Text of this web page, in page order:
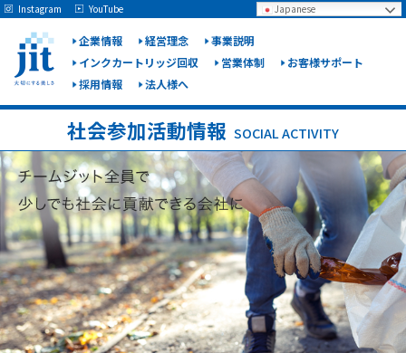
企業情報 経営理念
事業説明
インクカートリッジ回収
営業体制
お客様サポート
採用情報
法人様へ
Japanese
Instagram YouTube
社会参加活動情報 SOCIAL ACTIVITY
May we use cookies to track your activities? We take your privacy very seriously.
Please see our privacy policy for details and any questions.YesNo